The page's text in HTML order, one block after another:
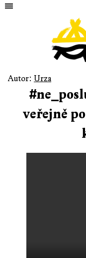
Autor: Urza
veřejně